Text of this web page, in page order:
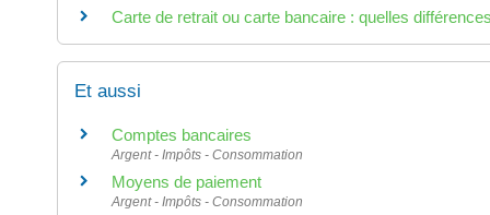
Carte de retrait ou carte bancaire : quelles
Et aussi
Comptes bancaires
Argent - Impôts - Consommation
Moyens de paiement
Argent - Impôts - Consommation